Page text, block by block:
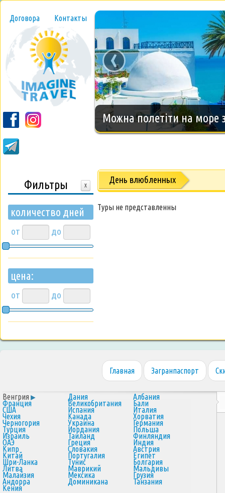
Договора Контакты
Новогодний тур на
‹
Фильтры X
количество дней
от до
цена:
от до
День влюбленных
Туры не представленны
Главная Загранпаспорт
Венгрия Дания Албания
Франция Великобритания Бали
США Испания Италия
Чехия Канада Хорватия
Черногория Украина Германия
Турция Иордания Польша
Израиль Таиланд Финляндия
ОАЭ Греция Индия
Кипр Словакия Австрия
Китай Португалия Египет
Шри-Ланка Тунис Болгария
Литва Маврикий Мальдивы
Малайзия Мексика Грузия
Андорра Доминикана Танзания
Кения